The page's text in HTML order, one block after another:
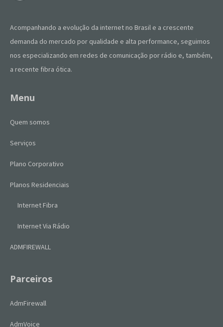
Acompanhando a evolução da internet no Brasil e a crescente
demanda do mercado por qualidade e alta performance, seguimos
nos especializando em redes de comunicação por rádio e, também,
a recente fibra ótica.
Menu
Quem somos
Serviços
Plano Corporativo
Planos Residenciais
Internet Fibra
Internet Via Rádio
ADMFIREWALL
Parceiros
AdmFirewall
AdmVoice